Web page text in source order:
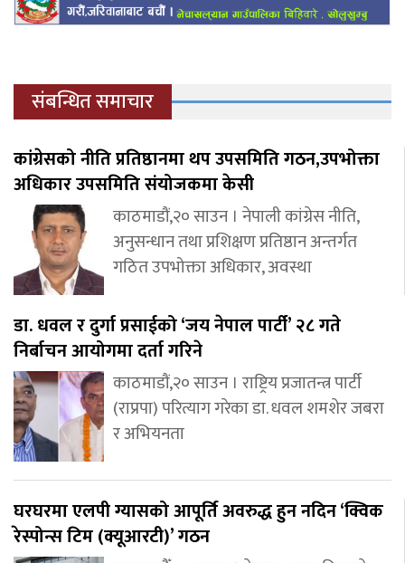
संबन्धित समाचार
कांग्रेसको नीति प्रतिष्ठानमा थप उपसमिति गठन,उपभोक्ता
अधिकार उपसमिति संयोजकमा केसी
काठमाडौं,२० साउन । नेपाली कांग्रेस नीति,
अनुसन्धान तथा प्रशिक्षण प्रतिष्ठान अन्तर्गत
गठित उपभोक्ता अधिकार, अवस्था
डा. धवल र दुर्गा प्रसाईको ‘जय नेपाल पार्टी’ २८ गते
निर्बाचन आयोगमा दर्ता गरिने
काठमाडौं,२० साउन । राष्ट्रिय प्रजातन्त्र पार्टी
(राप्रपा) परित्याग गरेका डा. धवल शमशेर जबरा
र अभियनता
घरघरमा एलपी ग्यासको आपूर्ति अवरुद्ध हुन नदिन ‘क्विक
रेस्पोन्स टिम (क्यूआरटी)’ गठन